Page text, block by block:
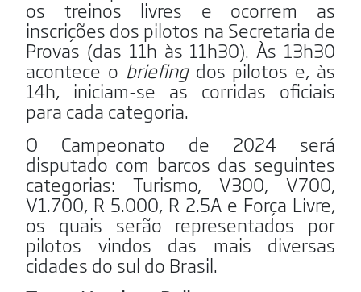
os treinos livres e ocorrem as
inscrições dos pilotos na Secretaria de
Provas (das 11h às 11h30). Às 13h30
acontece o briefingdos pilotos e, às
14h, iniciam-se as corridas oficiais
para cada categoria.
O Campeonato de 2024 será
disputado com barcos das seguintes
categorias: Turismo, V300, V700,
V1.700, R 5.000, R 2.5A e Força Livre,
os quais serão representados por
pilotos vindos das mais diversas
cidades do sul do Brasil.